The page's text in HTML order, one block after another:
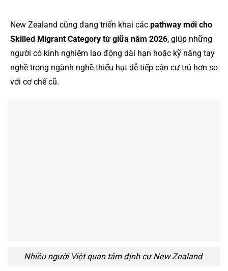
New Zealand cũng đang triển khai các pathway mới cho
Skilled Migrant Category từ giữa năm 2026, giúp những
người có kinh nghiệm lao động dài hạn hoặc kỹ năng tay
nghề trong ngành nghề thiếu hụt dễ tiếp cận cư trú hơn so
với cơ chế cũ.
Nhiều người Việt quan tâm định cư New Zealand